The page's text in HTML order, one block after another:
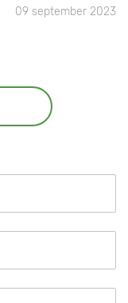
09 september 2023